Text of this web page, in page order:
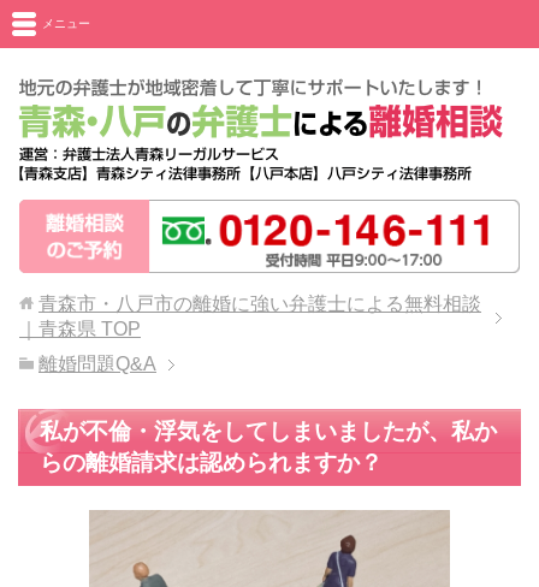
メニュー
青森市・八戸市の離婚に強い弁護士による無料相談
｜青森県 TOP
離婚問題Q&A
私が不倫・浮気をしてしまいましたが、私か
らの離婚請求は認められますか？